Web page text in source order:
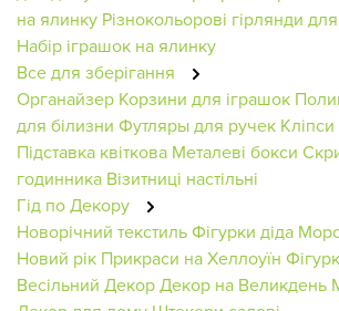
на ялинку Різнокольорові гірлянди
Набір іграшок на ялинку
Все для зберігання
Органайзер Корзини для іграшок
для білизни Футляры для ручек
Підставка квіткова Металеві бокси
годинника Візитниці настільні
Гід по Декору
Новорічний текстильФігурки діда
Новий рік Прикраси на Хеллоуїн
Весільний ДекорДекор на Великдень